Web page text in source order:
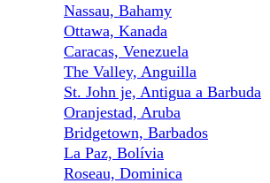
Nassau, Bahamy
Ottawa, Kanada
Caracas, Venezuela
The Valley, Anguilla
St. John je, Antigua a Barbuda
Oranjestad, Aruba
Bridgetown, Barbados
La Paz, Bolívia
Roseau, Dominica